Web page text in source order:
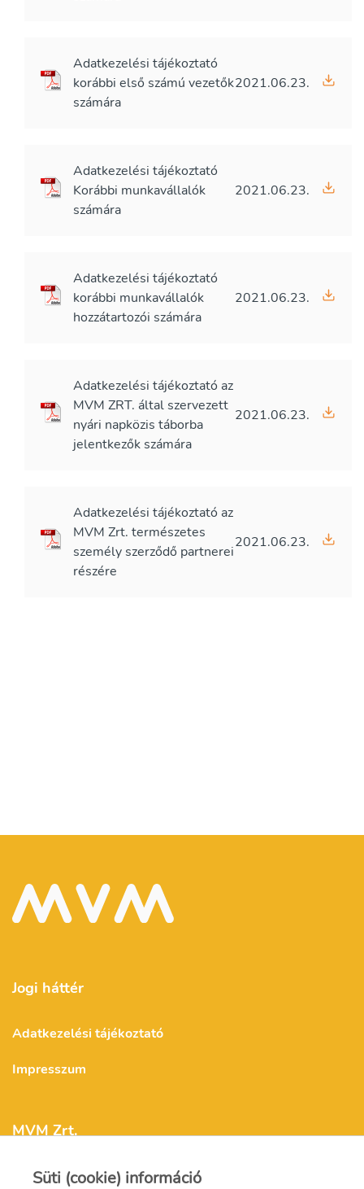
Adatkezelési tájékoztató
korábbi első számú vezetők
számára
2021.06.23.
Adatkezelési tájékoztató
Korábbi munkavállalók
számára
2021.06.23.
Adatkezelési tájékoztató
korábbi munkavállalók
hozzátartozói számára
2021.06.23.
Adatkezelési tájékoztató az
MVM ZRT. által szervezett
nyári napközis táborba
jelentkezők számára
2021.06.23.
Adatkezelési tájékoztató az
MVM Zrt. természetes
személy szerződő partnerei
részére
2021.06.23.
Jogi háttér
Adatkezelési tájékoztató
Impresszum
MVM Zrt.
Süti (cookie) információ